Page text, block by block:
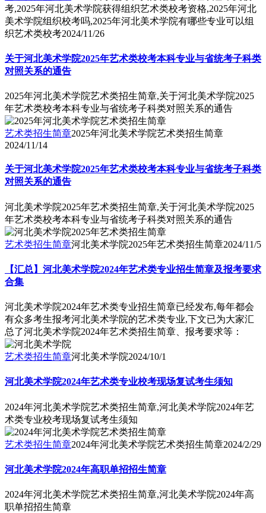
考,2025年河北美术学院获得组织艺术类校考资格,2025年河北
美术学院组织校考吗,2025年河北美术学院有哪些专业可以组
织艺术类校考2024/11/26
关于河北美术学院2025年艺术类校考本科专业与省统考子科类
对照关系的通告
2025年河北美术学院艺术类招生简章,关于河北美术学院2025
年艺术类校考本科专业与省统考子科类对照关系的通告
艺术类招生简章2025年河北美术学院艺术类招生简章
2024/11/14
关于河北美术学院2025年艺术类校考本科专业与省统考子科类
对照关系的通告
河北美术学院2025年艺术类招生简章,关于河北美术学院2025
年艺术类校考本科专业与省统考子科类对照关系的通告
艺术类招生简章河北美术学院2025年艺术类招生简章2024/11/5
【汇总】河北美术学院2024年艺术类专业招生简章及报考要求
合集
河北美术学院2024年艺术类专业招生简章已经发布,每年都会
有众多考生报考河北美术学院的艺术类专业,下文已为大家汇
总了河北美术学院2024年艺术类招生简章、报考要求等：
艺术类招生简章河北美术学院2024/10/1
河北美术学院2024年艺术类专业校考现场复试考生须知
2024年河北美术学院艺术类招生简章,河北美术学院2024年艺
术类专业校考现场复试考生须知
艺术类招生简章2024年河北美术学院艺术类招生简章2024/2/29
河北美术学院2024年高职单招招生简章
2024年河北美术学院艺术类招生简章,河北美术学院2024年高
职单招招生简章